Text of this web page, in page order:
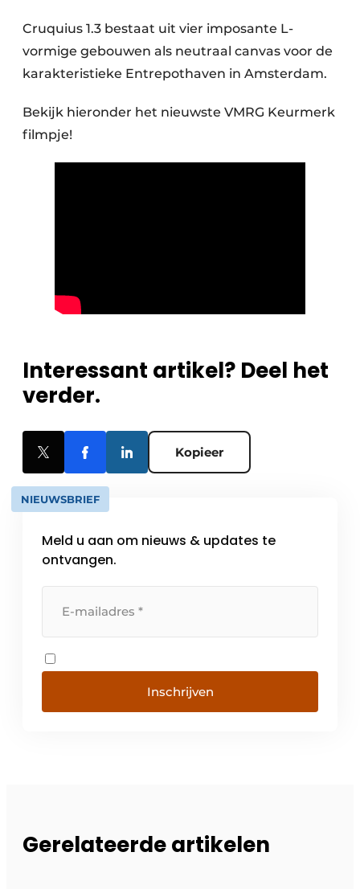
Privacy / Cookie statement
Vacature aanmelden
Video’s
Cruquius 1.3 bestaat uit vier imposante L-
vormige gebouwen als neutraal canvas voor de
karakteristieke Entrepothaven in Amsterdam.
Bekijk hieronder het nieuwste VMRG Keurmerk
filmpje!
Interessant artikel? Deel het
verder.
Kopieer
NIEUWSBRIEF
Meld u aan om nieuws & updates te
ontvangen.
Inschrijven
Gerelateerde artikelen